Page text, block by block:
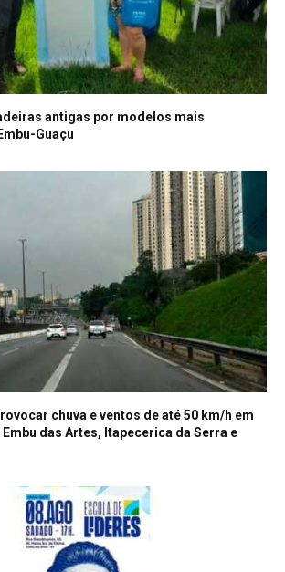
antigas por modelos mais
Guaçu
chuva e ventos de até 50 km/h em
das Artes, Itapecerica da Serra e